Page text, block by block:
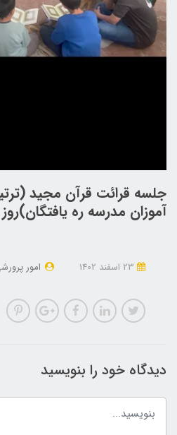
جلسه قرائت قرآن مجید
آموزان مدرسه ره
امور
دیدگاه خود را بنویسید